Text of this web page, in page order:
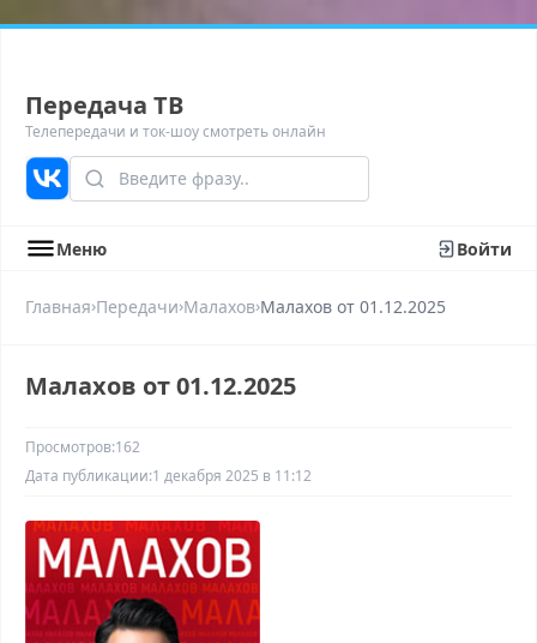
Передача ТВ
Телепередачи и ток-шоу смотреть онлайн
Меню Войти
Главная›Передачи›Малахов›Малахов от 01.12.2025
Малахов от 01.12.2025
Просмотров:162
Дата публикации:1 декабря 2025 в 11:12